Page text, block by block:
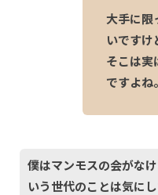
大手に限
いですけ
そこは実
ですよね。
僕はマンモスの会がな
いう世代のことは気に